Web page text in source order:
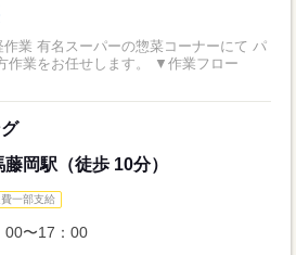
業 有名スーパーの惣菜コーナーにて パ
任せします。 ▼作業フロー
岡駅（徒歩 10分）
一部支給
00〜17：00